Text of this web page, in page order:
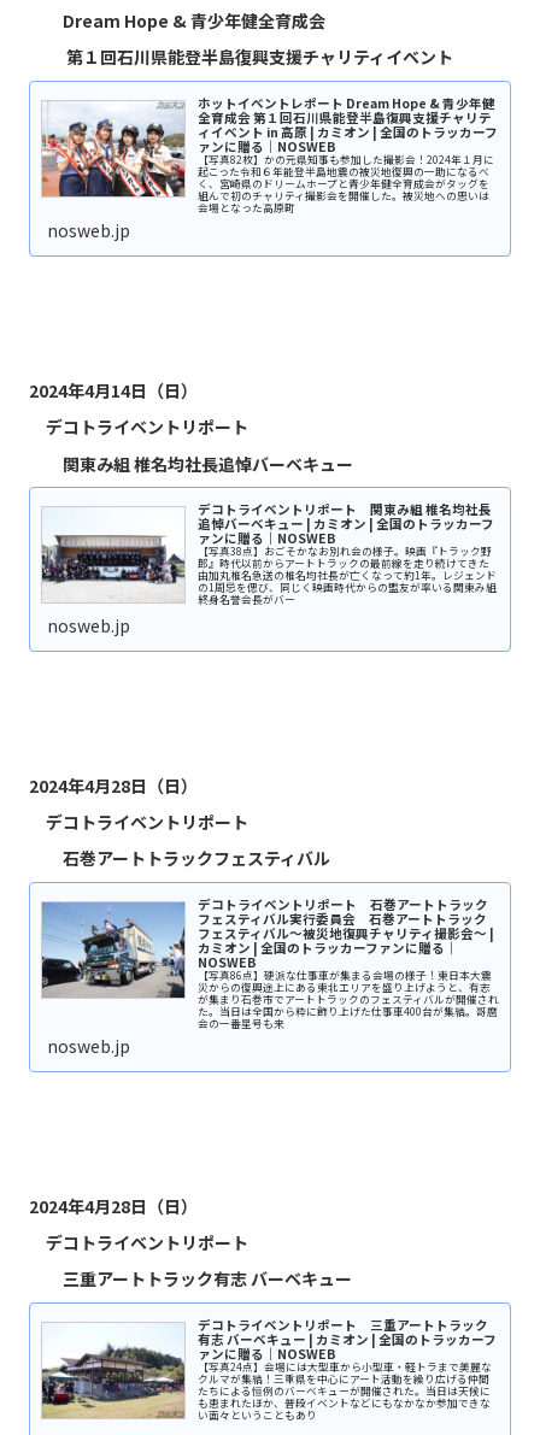
Dream Hope & 青少年健全育成会
第１回石川県能登半島復興支援チャリティイベント
ホットイベントレポート Dream Hope & 青少年健
全育成会 第１回石川県能登半島復興支援チャリテ
ィイベント in 高原 | カミオン | 全国のトラッカーフ
ァンに贈る｜NOSWEB
【写真82枚】かの元県知事も参加した撮影会！2024年１月に
起こった令和６年能登半島地震の被災地復興の一助になるべ
く、宮崎県のドリームホープと青少年健全育成会がタッグを
組んで初のチャリティ撮影会を開催した。被災地への思いは
会場となった高原町
nosweb.jp
2024年4月14日（日）
デコトライベントリポート
関東み組 椎名均社長追悼バーベキュー
デコトライベントリポート 関東み組 椎名均社長
追悼バーベキュー | カミオン | 全国のトラッカーフ
ァンに贈る｜NOSWEB
【写真38点】おごそかなお別れ会の様子。映画『トラック野
郎』時代以前からアートトラックの最前線を走り続けてきた
由加丸椎名急送の椎名均社長が亡くなって約1年。レジェンド
の1周忌を偲び、同じく映画時代からの盟友が率いる関東み組
終身名誉会長がバー
nosweb.jp
2024年4月28日（日）
デコトライベントリポート
石巻アートトラックフェスティバル
デコトライベントリポート 石巻アートトラック
フェスティバル実行委員会 石巻アートトラック
フェスティバル〜被災地復興チャリティ撮影会〜 |
カミオン | 全国のトラッカーファンに贈る｜
NOSWEB
【写真86点】硬派な仕事車が集まる会場の様子！東日本大震
災からの復興途上にある東北エリアを盛り上げようと、有志
が集まり石巻市でアートトラックのフェスティバルが開催され
た。当日は全国から粋に飾り上げた仕事車400台が集結。哥麿
会の一番星号も来
nosweb.jp
2024年4月28日（日）
デコトライベントリポート
三重アートトラック有志 バーベキュー
デコトライベントリポート 三重アートトラック
有志 バーベキュー | カミオン | 全国のトラッカーフ
ァンに贈る｜NOSWEB
【写真24点】会場には大型車から小型車・軽トラまで美麗な
クルマが集結！三重県を中心にアート活動を繰り広げる仲間
たちによる恒例のバーベキューが開催された。当日は天候に
も恵まれたほか、普段イベントなどにもなかなか参加できな
い面々ということもあり